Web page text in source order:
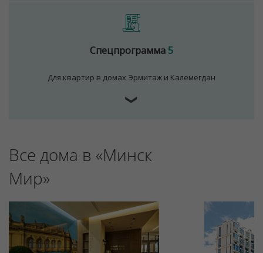
Спецпрограмма5
Для квартир в домах Эрмитаж и Калемегдан
❯
Все дома в «Минск
Мир»